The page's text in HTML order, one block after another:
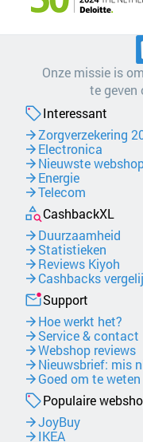
Onze missie is
te geven
Interessant
Zorgverzekering
Electronica
Nieuwste
Energie
Telecom
CashbackXL
Duurzaamheid
Statistieken
Reviews Kiyoh
Cashbacks
Support
Hoe werkt het?
Service & contact
Webshop reviews
Nieuwsbrief: mis
Goed om te weten
Populaire
JoyBuy
IKEA